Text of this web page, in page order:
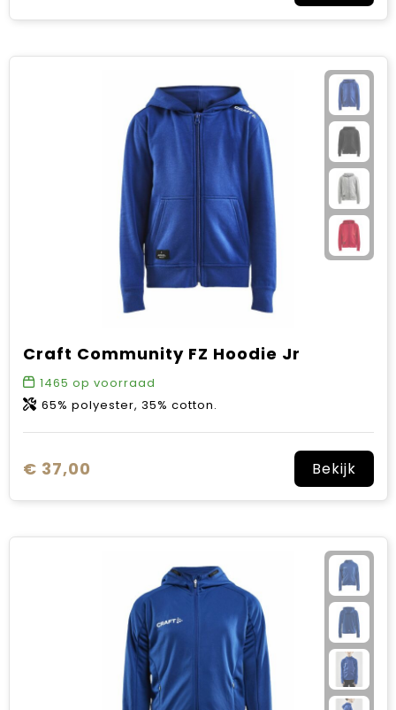
Craft Community FZ Hoodie Jr
1465 op voorraad
65% polyester, 35% cotton.
€ 37,00 Bekijk